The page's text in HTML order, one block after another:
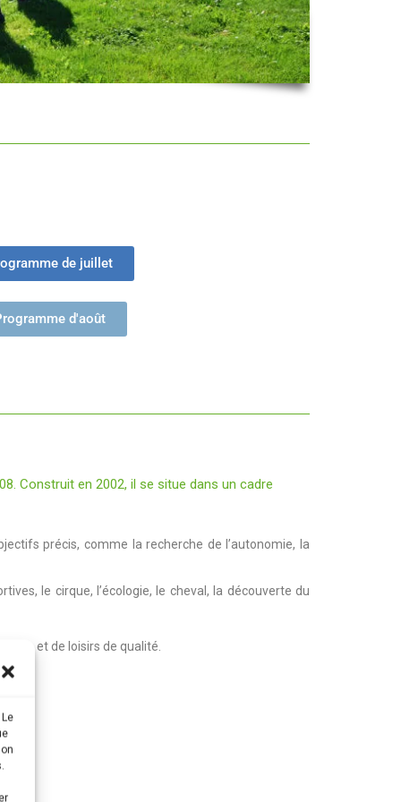
de juillet
d'août
Construit en 2002, il se situe dans un cadre
précis, comme la recherche de l’autonomie, la
le cirque, l’écologie, le cheval, la découverte du
et de loisirs de qualité.